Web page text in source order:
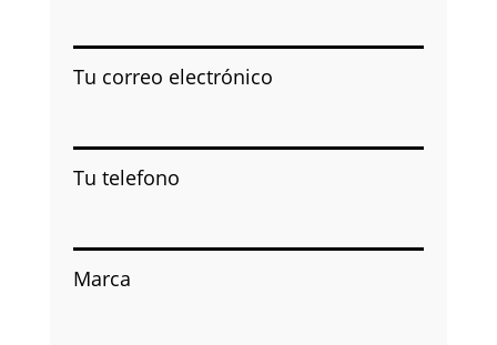
Tu correo electrónico
Tu telefono
Marca